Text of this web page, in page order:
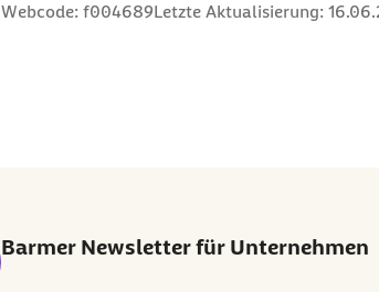
Webcode: f004689Letzte Aktualisierung:
Barmer Newsletter für Unternehmen